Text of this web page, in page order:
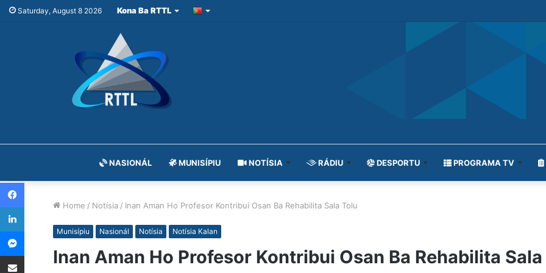
Saturday, August 8 2026 Kona Ba RTTL
NASIONÁL MUNISÍPIU NOTÍSIA RÁDIU DESPORTU PROGRAMA TV
Home / Notísia / Inan Aman Ho Profesor Kontribui Osan Ba Rehabilita Sala Tolu
Munisípiu Nasionál Notísia Notísia Kalan
Inan Aman Ho Profesor Kontribui Osan Ba Rehabilita Sala
Facebook
LinkedIn
Messenger